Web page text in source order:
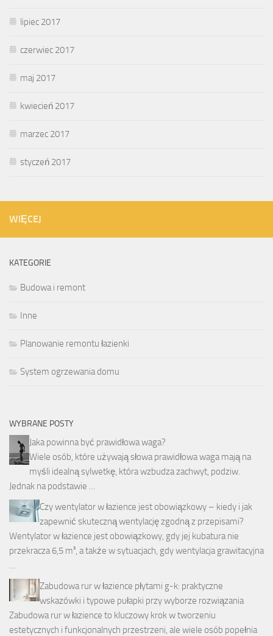
lipiec 2017
czerwiec 2017
maj 2017
kwiecień 2017
marzec 2017
styczeń 2017
WIĘCEJ
KATEGORIE
Budowa i remont
Inne
Planowanie remontu łazienki
System ogrzewania domu
WYBRANE POSTY
Jaka powinna być prawidłowa waga?
Wiele osób, które używają słowa prawidłowa waga mają na
myśli idealną sylwetkę, która wzbudza zachwyt, podziw.
Jednak na podstawie …
Czy wentylator w łazience jest obowiązkowy – kiedy i jak
zapewnić skuteczną wentylację zgodną z przepisami?
Wentylator w łazience jest obowiązkowy, gdy jej kubatura nie
przekracza 6,5 m³, a także w sytuacjach, gdy wentylacja grawitacyjna
Zabudowa rur w łazience płytami g-k: praktyczne
wskazówki i typowe pułapki przy wyborze rozwiązania
Zabudowa rur w łazience to kluczowy krok w tworzeniu
estetycznych i funkcjonalnych przestrzeni, ale wiele osób popełnia